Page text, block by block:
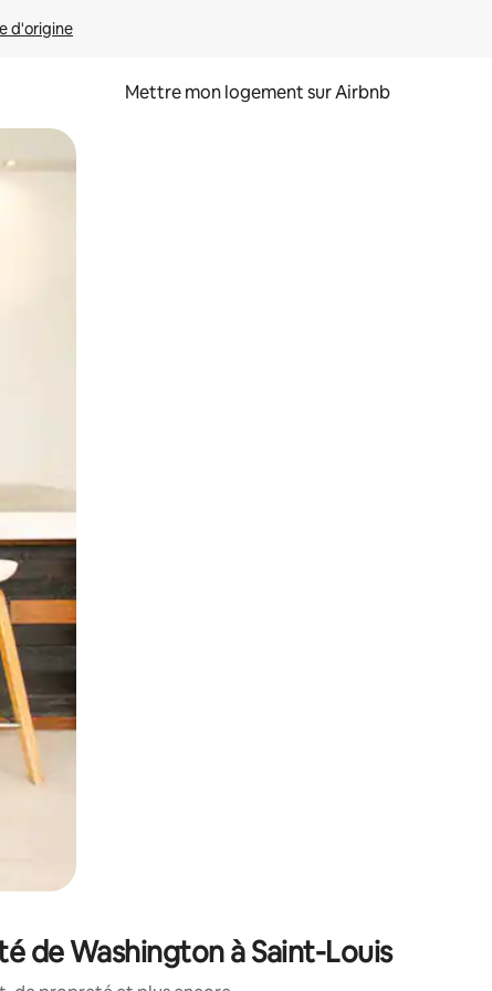
d'origine
Mettre mon logement sur Airbnb
glisser.
de Washington à Saint-Louis